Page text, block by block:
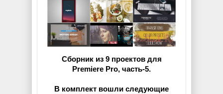
Сборник из 9 проектов для
Premiere Pro, часть-5.
В комплект вошли следующие